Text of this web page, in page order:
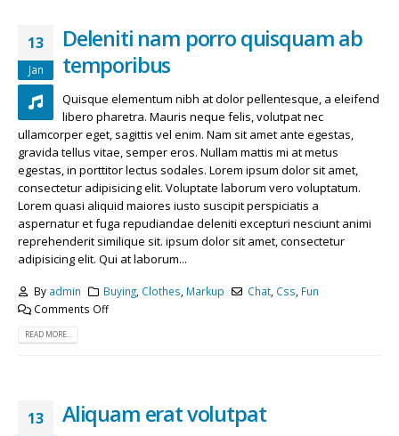
13
Jan
Deleniti nam porro quisquam ab
temporibus
Quisque elementum nibh at dolor pellentesque, a eleifend
libero pharetra. Mauris neque felis, volutpat nec
ullamcorper eget, sagittis vel enim. Nam sit amet ante egestas,
gravida tellus vitae, semper eros. Nullam mattis mi at metus
egestas, in porttitor lectus sodales. Lorem ipsum dolor sit amet,
consectetur adipisicing elit. Voluptate laborum vero voluptatum.
Lorem quasi aliquid maiores iusto suscipit perspiciatis a
aspernatur et fuga repudiandae deleniti excepturi nesciunt animi
reprehenderit similique sit. ipsum dolor sit amet, consectetur
adipisicing elit. Qui at laborum...
By admin Buying Clothes Markup Chat Css Fun
Comments Off
READ MORE...
13 Aliquam erat volutpat